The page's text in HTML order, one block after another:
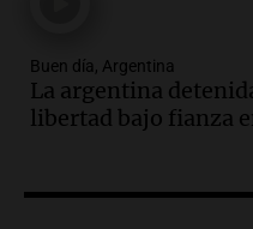
Audio.El abuelo
las nuevas
todos tenían
Buen día, Argentina
La argentina
libertad bajo fianza